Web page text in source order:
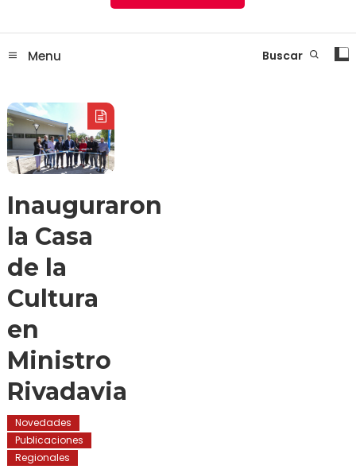
Menu Buscar
Inauguraron
la Casa
de la
Cultura
en
Ministro
Rivadavia
Novedades
Publicaciones
Regionales